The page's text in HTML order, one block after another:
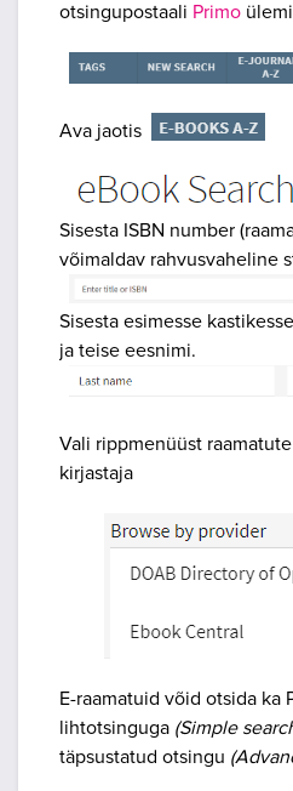
otsingupostaali Primo
Ava jaotis
Sisesta ISBN number
võimaldav rahvusvaheline
Sisesta esimesse
ja teise eesnimi.
Vali rippmenüüst
kirjastaja
E-raamatuid võid otsida ka
lihtotsinguga (Simple
täpsustatud otsingu